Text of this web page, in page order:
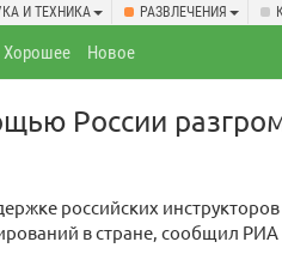
И ТЕХНИКА РАЗВЛЕЧЕНИЯ
Хорошее Новое
России
российских
в стране, сообщил РИА